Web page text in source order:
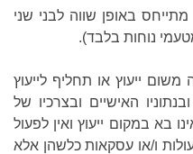
באופן שווה לבני שני
נוחות בלבד).
ייעוץ או תחליף לייעוץ
האישיים ובצרכיו של
במקום ייעוץ ואין לפעול
ו/או עסקאות כלשהן אלא